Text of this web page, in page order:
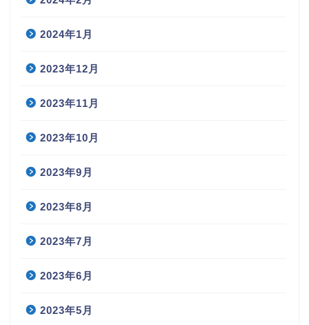
2024年1月
2023年12月
2023年11月
2023年10月
2023年9月
2023年8月
2023年7月
2023年6月
2023年5月